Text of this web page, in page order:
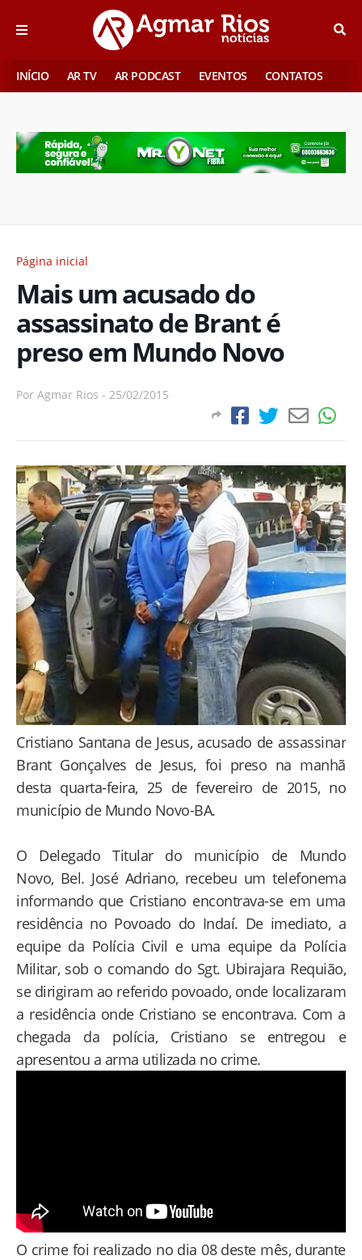
INÍCIO AR TV AR PODCAST EVENTOS CONTATOS
Página inicial
Mais um acusado do
assassinato de Brant é
preso em Mundo Novo
Por Agmar Rios - 25/02/2015
Cristiano Santana de Jesus, acusado de assassinar
Brant Gonçalves de Jesus, foi preso na manhã
desta quarta-feira, 25 de fevereiro de 2015, no
município de Mundo Novo-BA.
O Delegado Titular do município de Mundo
Novo, Bel. José Adriano, recebeu um telefonema
informando que Cristiano encontrava-se em uma
residência no Povoado do Indaí. De imediato, a
equipe da Polícia Civil e uma equipe da Polícia
Militar, sob o comando do Sgt. Ubirajara Requião,
se dirigiram ao referido povoado, onde localizaram
a residência onde Cristiano se encontrava. Com a
chegada da polícia, Cristiano se entregou e
apresentou a arma utilizada no crime.
O crime foi realizado no dia 08 deste mês, durante